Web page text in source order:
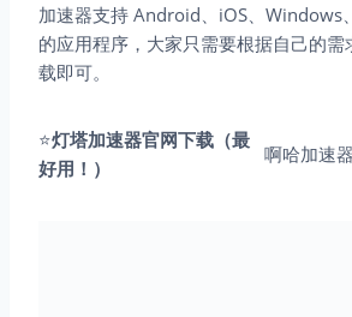
加速器支持 Android、iOS、Windows
的应用程序，大家只需要根据自己的
载即可。
⭐灯塔加速器官网下载（最
好用！）
啊哈加速